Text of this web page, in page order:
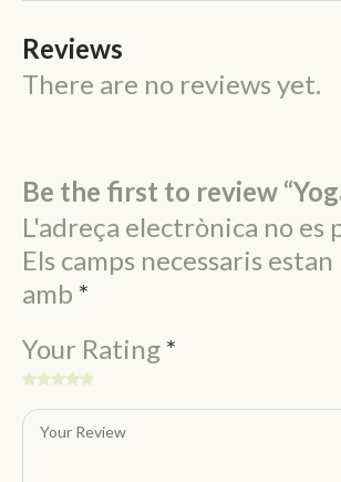
Reviews
There are no reviews yet.
Be the first to review
L'adreça electrònica no es
Els camps necessaris
amb *
Your Rating *
de
5
de
5
de 5
estrelles
de 5
estrelles
de 5
estrelles